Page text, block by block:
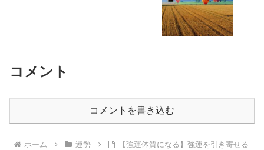
コメント
コメントを書き込む
ホーム 運勢
【強運体質になる】強運を引き寄せる